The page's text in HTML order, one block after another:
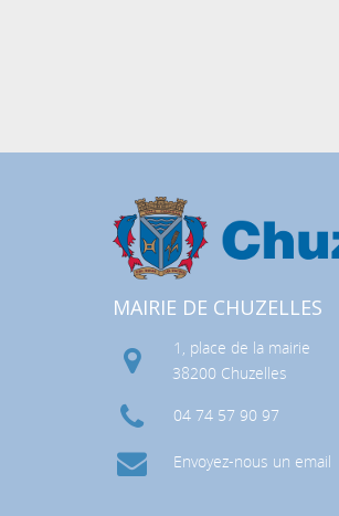
MAIRIE DE CHUZELLES
1, place de la mairie
38200 Chuzelles
04 74 57 90 97
Envoyez-nous un email